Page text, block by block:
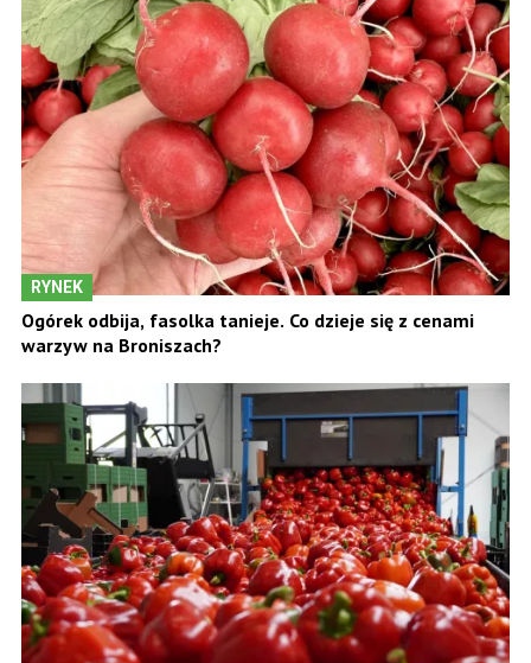
RYNEK
Ogórek odbija, fasolka tanieje. Co dzieje się z cenami
warzyw na Broniszach?